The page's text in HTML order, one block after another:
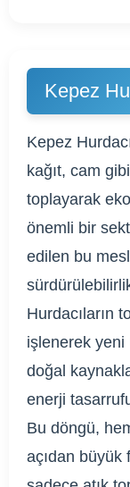
Kepez
Kepez
kağıt, cam
toplayarak
önemli bir
edilen bu
Hurdacıların
işlenerek
doğal
enerji
Bu döngü,
açıdan büyük